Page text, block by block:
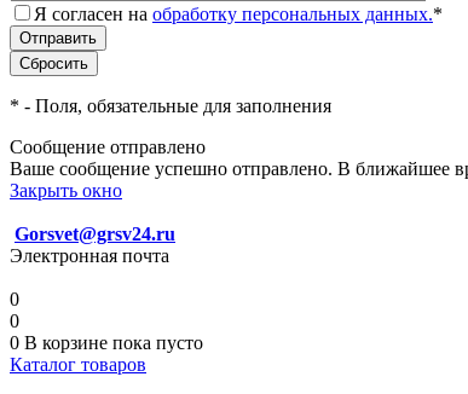
Я согласен на обработку персональных данных.*
* - Поля, обязательные для заполнения
Сообщение отправлено
Ваше сообщение успешно отправлено. В ближайшее
Закрыть окно
Gorsvet@grsv24.ru
Электронная почта
0
0
0 В корзине пока пусто
Каталог товаров